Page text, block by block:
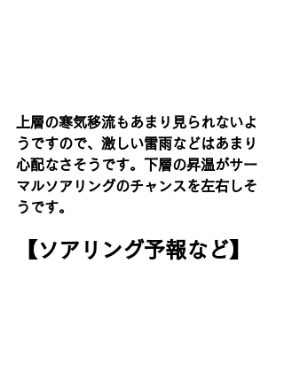
上層の寒気移流もあまり見られないよ
うですので、激しい雷雨などはあまり
心配なさそうです。下層の昇温がサー
マルソアリングのチャンスを左右しそ
うです。
【ソアリング予報など】